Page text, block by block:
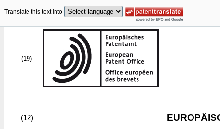
Translate this text into
(19)
(12)